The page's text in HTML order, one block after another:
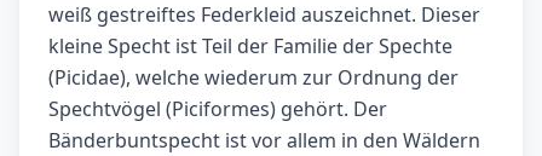
weiß gestreiftes Federkleid auszeichnet. Dieser
kleine Specht ist Teil der Familie der Spechte
(Picidae), welche wiederum zur Ordnung der
Spechtvögel (Piciformes) gehört. Der
Bänderbuntspecht ist vor allem in den Wäldern